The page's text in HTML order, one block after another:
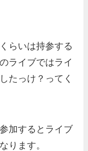
らいは持参する
ライブではライ
たっけ？ってく
加するとライブ
ります。